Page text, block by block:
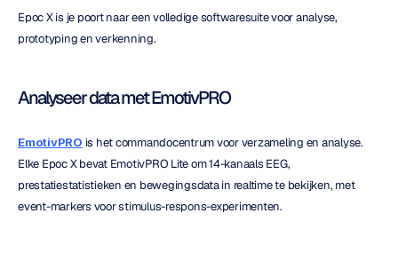
Epoc X is je poort naar een volledige softwaresuite voor analyse,
prototyping en verkenning.
Analyseer data met EmotivPRO
EmotivPRO is het commandocentrum voor verzameling en analyse.
Elke Epoc X bevat EmotivPRO Lite om 14-kanaals EEG,
prestatiestatistieken en bewegingsdata in realtime te bekijken, met
event-markers voor stimulus-respons-experimenten.